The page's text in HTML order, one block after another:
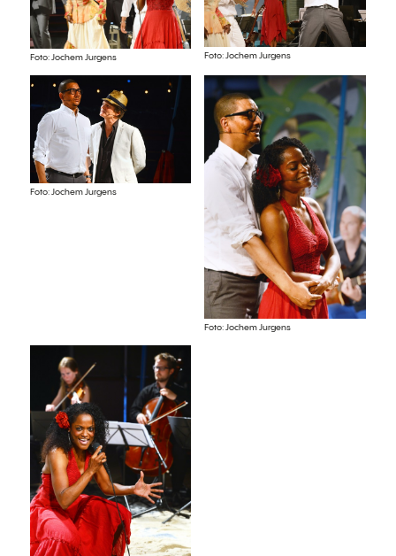
Foto: Jochem Jurgens Foto: Jochem Jurgens
Foto: Jochem Jurgens
Foto: Jochem Jurgens